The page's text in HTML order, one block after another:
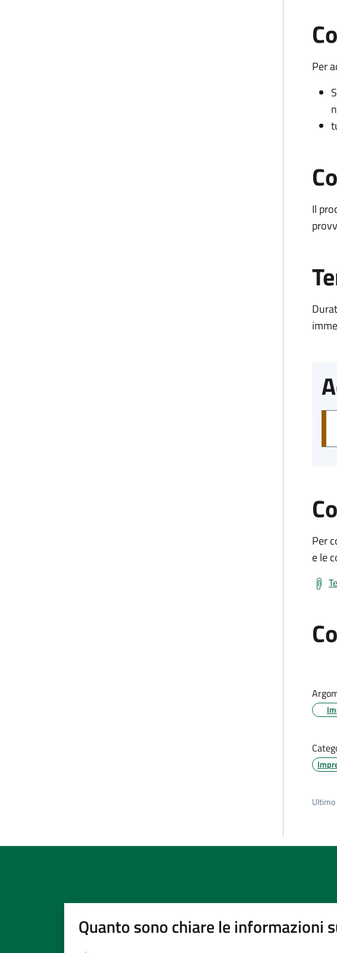
Per
Il
Per
e le
Quanto sono chiare le informazioni